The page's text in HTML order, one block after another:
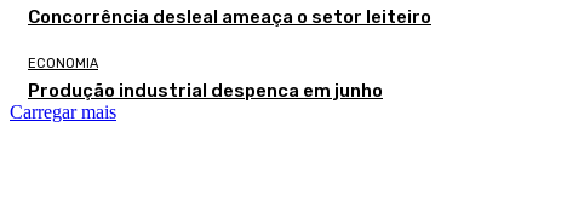
Concorrência desleal ameaça o setor leiteiro
ECONOMIA
Produção industrial despenca em junho
Carregar mais